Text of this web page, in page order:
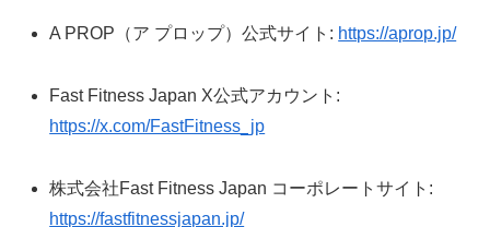
A PROP（ア プロップ）公式サイト: https://aprop.jp/
Fast Fitness Japan X公式アカウント:
https://x.com/FastFitness_jp
株式会社Fast Fitness Japan コーポレートサイト:
https://fastfitnessjapan.jp/